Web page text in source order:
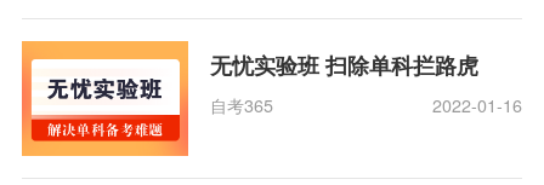
无忧实验班 扫除单科拦路虎
自考365 2022-01-16